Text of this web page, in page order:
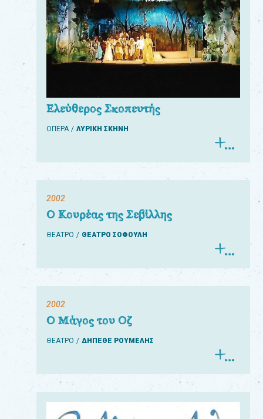
Ελεύθερος Σκοπευτής
ΟΠΕΡΑ ΛΥΡΙΚΗ ΣΚΗΝΗ
2002
Ο Κουρέας της Σεβίλλης
ΘΕΑΤΡΟ ΘΕΑΤΡΟ ΣΟΦΟΥΛΗ
2002
Ο Μάγος του Οζ
ΘΕΑΤΡΟ ΔΗΠΕΘΕ ΡΟΥΜΕΛΗΣ